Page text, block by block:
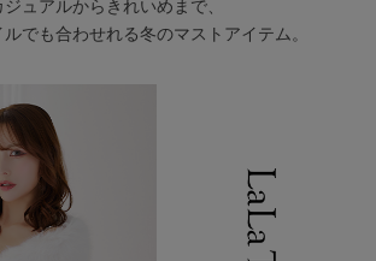
ジュアルからきれいめまで、
でも合わせれる冬のマストアイテム。